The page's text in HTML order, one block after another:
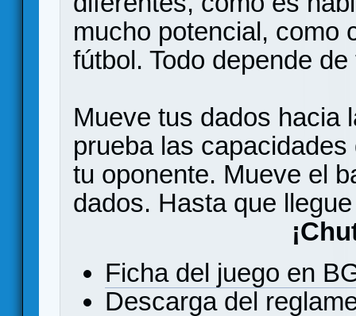
mucho potencial, como
fútbol. Todo depende
Mueve tus dados hacia
prueba las
tu oponente. Mueve el
dados. Hasta que
Ficha del juego en
Descarga del